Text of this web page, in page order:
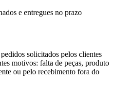
e entregues no prazo
solicitados pelos clientes
motivos: falta de peças, produto
ou pelo recebimento fora do